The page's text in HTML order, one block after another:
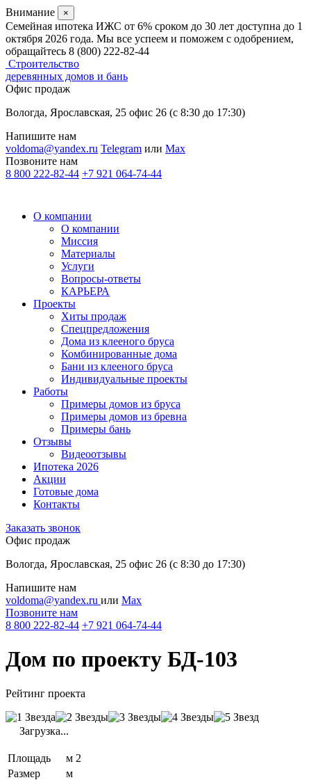
Внимание ×
Семейная ипотека ИЖС от 6% сроком до 30 лет доступна до 1
октября 2026 года. Мы все успеем и поможем с одобрением,
обращайтесь 8 (800) 222-82-44
Строительство
деревянных домов и бань
Офис продаж
Вологда, Ярославская, 25 офис 26 (c 8:30 до 17:30)
Напишите нам
voldoma@yandex.ru Telegram или Max
Позвоните нам
8 800 222-82-44 +7 921 064-74-44
О компании
О компании
Миссия
Материалы
Услуги
Вопросы-ответы
КАРЬЕРА
Проекты
Хиты продаж
Спецпредложения
Дома из клееного бруса
Комбинированные дома
Бани из клееного бруса
Индивидуальные проекты
Работы
Примеры домов из бруса
Примеры домов из бревна
Примеры бань
Отзывы
Видеоотзывы
Ипотека 2026
Акции
Готовые дома
Контакты
Заказать звонок
Офис продаж
Вологда, Ярославская, 25 офис 26 (c 8:30 до 17:30)
Напишите нам
voldoma@yandex.ru или Max
Позвоните нам
8 800 222-82-44 +7 921 064-74-44
Дом по проекту БД-103
Рейтинг проекта
Загрузка...
Площадь м 2
Размер
м